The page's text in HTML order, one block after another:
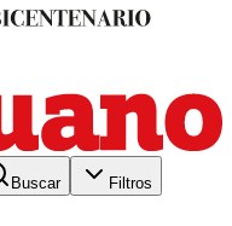
Buscar Filtros